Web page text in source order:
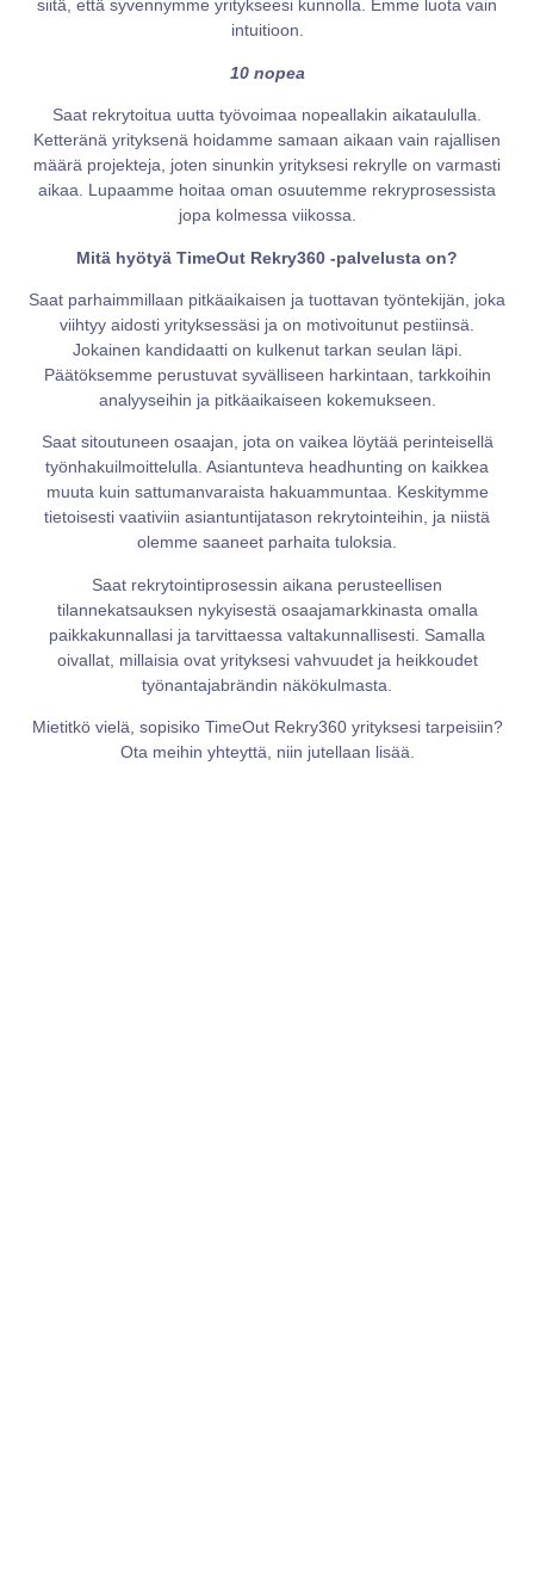
siitä, että syvennymme yritykseesi kunnolla. Emme luota vain
intuitioon.
10 nopea
Saat rekrytoitua uutta työvoimaa nopeallakin aikataululla.
Ketteränä yrityksenä hoidamme samaan aikaan vain rajallisen
määrä projekteja, joten sinunkin yrityksesi rekrylle on varmasti
aikaa. Lupaamme hoitaa oman osuutemme rekryprosessista
jopa kolmessa viikossa.
Mitä hyötyä TimeOut Rekry360 -palvelusta on?
Saat parhaimmillaan pitkäaikaisen ja tuottavan työntekijän, joka
viihtyy aidosti yrityksessäsi ja on motivoitunut pestiinsä.
Jokainen kandidaatti on kulkenut tarkan seulan läpi.
Päätöksemme perustuvat syvälliseen harkintaan, tarkkoihin
analyyseihin ja pitkäaikaiseen kokemukseen.
Saat sitoutuneen osaajan, jota on vaikea löytää perinteisellä
työnhakuilmoittelulla. Asiantunteva headhunting on kaikkea
muuta kuin sattumanvaraista hakuammuntaa. Keskitymme
tietoisesti vaativiin asiantuntijatason rekrytointeihin, ja niistä
olemme saaneet parhaita tuloksia.
Saat rekrytointiprosessin aikana perusteellisen
tilannekatsauksen nykyisestä osaajamarkkinasta omalla
paikkakunnallasi ja tarvittaessa valtakunnallisesti. Samalla
oivallat, millaisia ovat yrityksesi vahvuudet ja heikkoudet
työnantajabrändin näkökulmasta.
Mietitkö vielä, sopisiko TimeOut Rekry360 yrityksesi tarpeisiin?
Ota meihin yhteyttä, niin jutellaan lisää.